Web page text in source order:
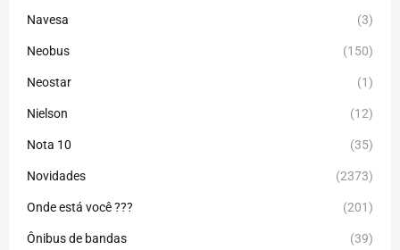
Navesa (3)
Neobus (150)
Neostar (1)
Nielson (12)
Nota 10 (35)
Novidades (2373)
Onde está você ??? (201)
Ônibus de bandas (39)